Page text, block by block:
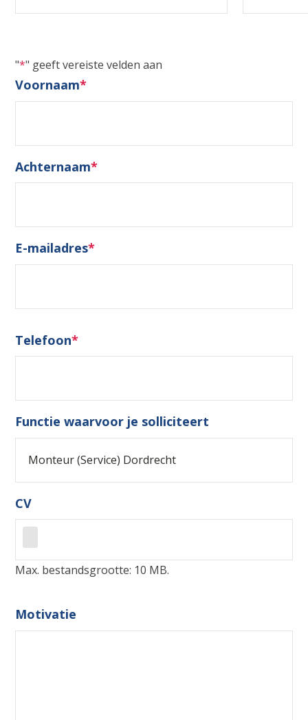
"*" geeft vereiste velden aan
Voornaam*
Achternaam*
E-mailadres*
Telefoon*
Functie waarvoor je solliciteert
CV
Max. bestandsgrootte: 10 MB.
Motivatie